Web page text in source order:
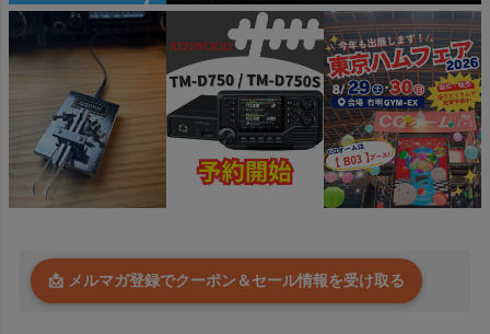
📩 メルマガ登録でクーポン＆セール情報を受け取る